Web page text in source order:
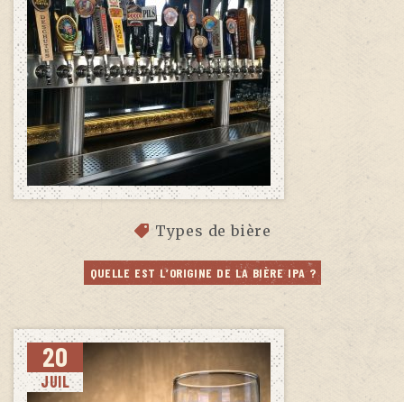
Types de bière
QUELLE EST L’ORIGINE DE LA BIÈRE IPA ?
20
JUIL